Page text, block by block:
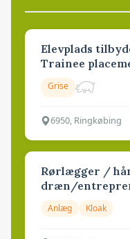
Elevplads
Trainee
Grise
6950, Ringkøbing
Rørlægger /
dræn/
Anlæg Kloak